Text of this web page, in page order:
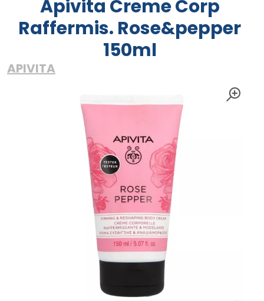
Apivita Creme Corp
Raffermis. Rose&pepper
150ml
APIVITA